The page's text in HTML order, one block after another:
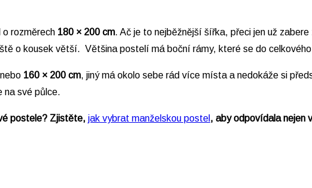
rozměrech 180 × 200 cm. Ač je to nejběžnější šířka, přeci jen už
o kousek větší. Většina postelí má boční rámy, které se do
nebo 160 × 200 cm, jiný má okolo sebe rád více místa a nedokáže si
na své půlce.
postele? Zjistěte, jak vybrat manželskou postel , aby odpovídala nejen